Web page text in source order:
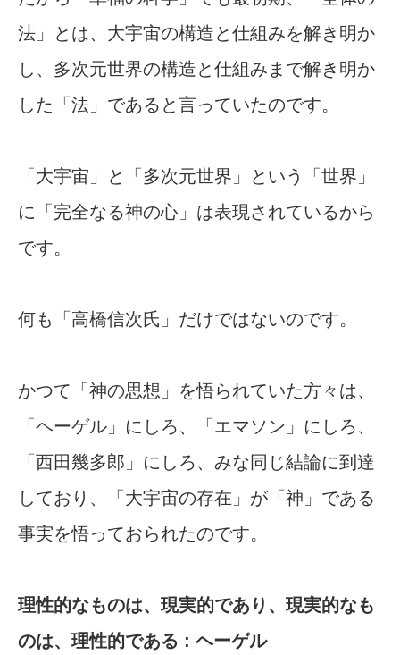
法」とは、大宇宙の構造と仕組みを解き明か
し、多次元世界の構造と仕組みまで解き明か
した「法」であると言っていたのです。
「大宇宙」と「多次元世界」という「世界」
に「完全なる神の心」は表現されているから
です。
何も「高橋信次氏」だけではないのです。
かつて「神の思想」を悟られていた方々は、
「ヘーゲル」にしろ、「エマソン」にしろ、
「西田幾多郎」にしろ、みな同じ結論に到達
しており、「大宇宙の存在」が「神」である
事実を悟っておられたのです。
理性的なものは、現実的であり、現実的なも
のは、理性的である : ヘーゲル